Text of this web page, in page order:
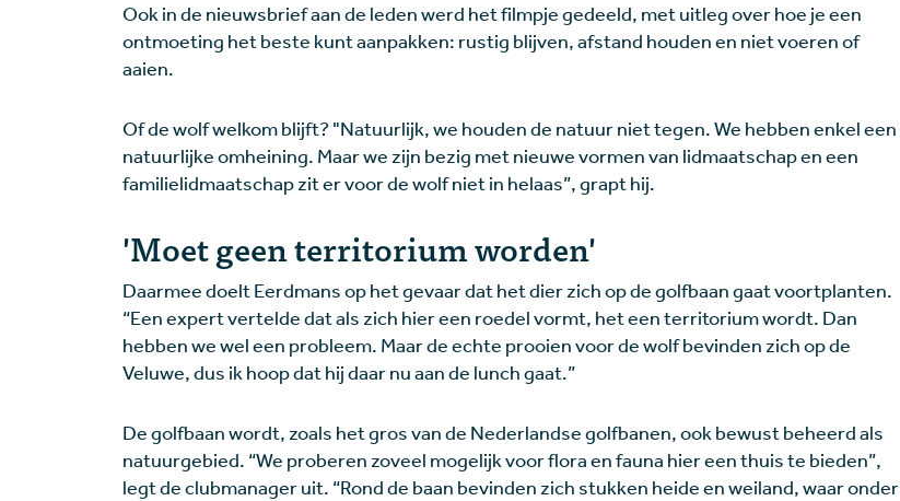
Ook in de nieuwsbrief aan de leden werd het filmpje gedeeld, met uitleg over hoe je een
ontmoeting het beste kunt aanpakken: rustig blijven, afstand houden en niet voeren of
aaien.
Of de wolf welkom blijft? "Natuurlijk, we houden de natuur niet tegen. We hebben enkel een
natuurlijke omheining. Maar we zijn bezig met nieuwe vormen van lidmaatschap en een
familielidmaatschap zit er voor de wolf niet in helaas”, grapt hij.
'Moet geen territorium worden'
Daarmee doelt Eerdmans op het gevaar dat het dier zich op de golfbaan gaat voortplanten.
“Een expert vertelde dat als zich hier een roedel vormt, het een territorium wordt. Dan
hebben we wel een probleem. Maar de echte prooien voor de wolf bevinden zich op de
Veluwe, dus ik hoop dat hij daar nu aan de lunch gaat.”
De golfbaan wordt, zoals het gros van de Nederlandse golfbanen, ook bewust beheerd als
natuurgebied. “We proberen zoveel mogelijk voor flora en fauna hier een thuis te bieden”,
legt de clubmanager uit. “Rond de baan bevinden zich stukken heide en weiland, waar onder